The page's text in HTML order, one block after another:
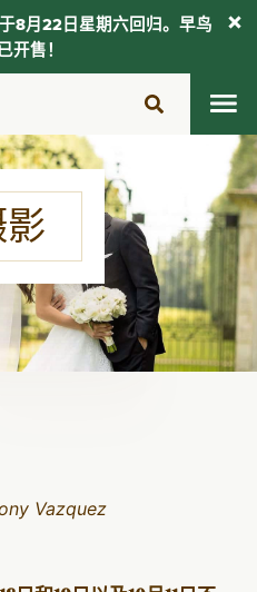
Vazquez
8月22日星期六回归。早鸟
开售！